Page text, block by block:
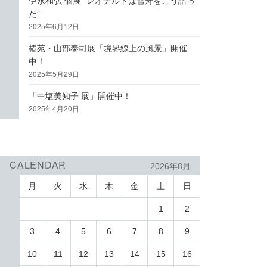
た”
2025年6月12日
椿苑・山部泰司展「境界線上の風景」開催
中！
2025年5月29日
「中塩美知子 展」開催中！
2025年4月20日
CALENDAR 2026年8月
月 火 水 木 金 土 日
1 2
3 4 5 6 7 8 9
10 11 12 13 14 15 16